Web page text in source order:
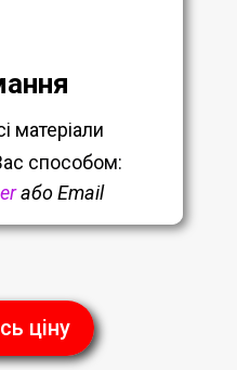
матеріали
способом:
або Email
ціну